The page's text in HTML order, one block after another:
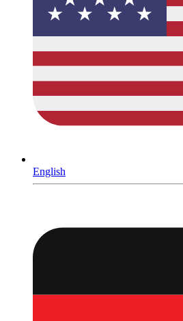
English